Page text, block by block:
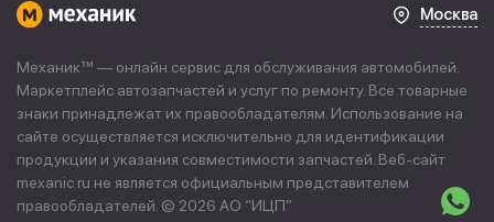
Москва
Механик™ — онлайн сервис для обслуживания автомобилей.
Маркетплейс автозапчастей и услуг по ремонту. Все товарные
знаки принадлежат их правообладателям. Использование на
сайте осуществляется исключительно для идентификации
продукции и указания совместимости запчастей. Веб-сайт
mexanic.ru не является официальным представителем
правообладателей. © 2026 АО “ИЦП”